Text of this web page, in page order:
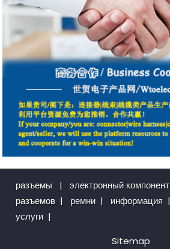
разъемы | электронный компонент
разъемов | ремни | информация |
услуги |
Sitemap